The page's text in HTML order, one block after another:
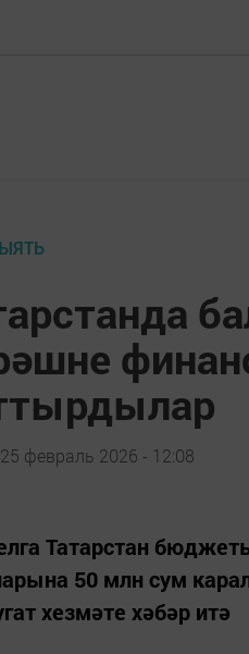
25 февраль 2026 - 12:08
Татарстан
50 млн сум
хезмәте хәбәр итә